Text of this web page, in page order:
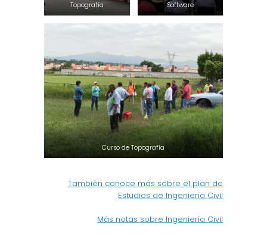
Topografía
Software
Curso de Topografía
También conoce más sobre el plan de
Estudios de Ingeniería Civil
Más notas sobre Ingeniería Civil